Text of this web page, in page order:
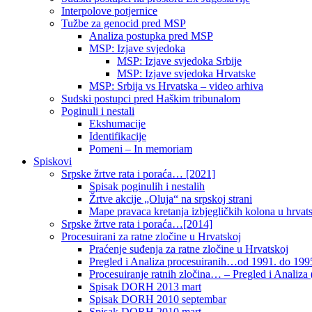
Interpolove potjernice
Tužbe za genocid pred MSP
Analiza postupka pred MSP
MSP: Izjave svjedoka
MSP: Izjave svjedoka Srbije
MSP: Izjave svjedoka Hrvatske
MSP: Srbija vs Hrvatska – video arhiva
Sudski postupci pred Haškim tribunalom
Poginuli i nestali
Ekshumacije
Identifikacije
Pomeni – In memoriam
Spiskovi
Srpske žrtve rata i poraća… [2021]
Spisak poginulih i nestalih
Žrtve akcije „Oluja“ na srpskoj strani
Mape pravaca kretanja izbjegličkih kolona u
Srpske žrtve rata i poraća…[2014]
Procesuirani za ratne zločine u Hrvatskoj
Praćenje suđenja za ratne zločine u Hrvatskoj
Pregled i Analiza procesuiranih…od 1991. do
Procesuiranje ratnih zločina… – Pregled i Analiza
Spisak DORH 2013 mart
Spisak DORH 2010 septembar